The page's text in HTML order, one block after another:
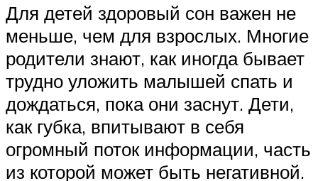
Для детей здоровый сон важен не
меньше, чем для взрослых. Многие
родители знают, как иногда бывает
трудно уложить малышей спать и
дождаться, пока они заснут. Дети,
как губка, впитывают в себя
огромный поток информации, часть
из которой может быть негативной.